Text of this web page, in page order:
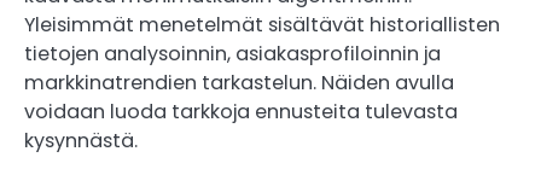
Yleisimmät menetelmät sisältävät historiallisten
tietojen analysoinnin, asiakasprofiloinnin ja
markkinatrendien tarkastelun. Näiden avulla
voidaan luoda tarkkoja ennusteita tulevasta
kysynnästä.